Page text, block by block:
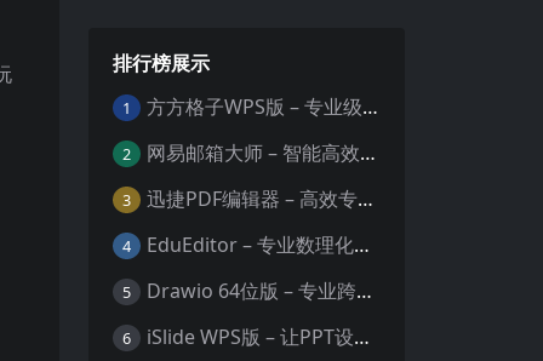
排行榜展示
1 方方格子WPS版 – 专业级Excel/WPS表格效率增强插件
2 网易邮箱大师 – 智能高效的全平台邮箱管理专家
3 迅捷PDF编辑器 – 高效专业的PDF编辑与格式处理工具
4 EduEditor – 专业数理化公式与科学文档编辑器
5 Drawio 64位版 – 专业跨平台图表设计与协作工具
6 iSlide WPS版 – 让PPT设计效率提升10倍的专业插件